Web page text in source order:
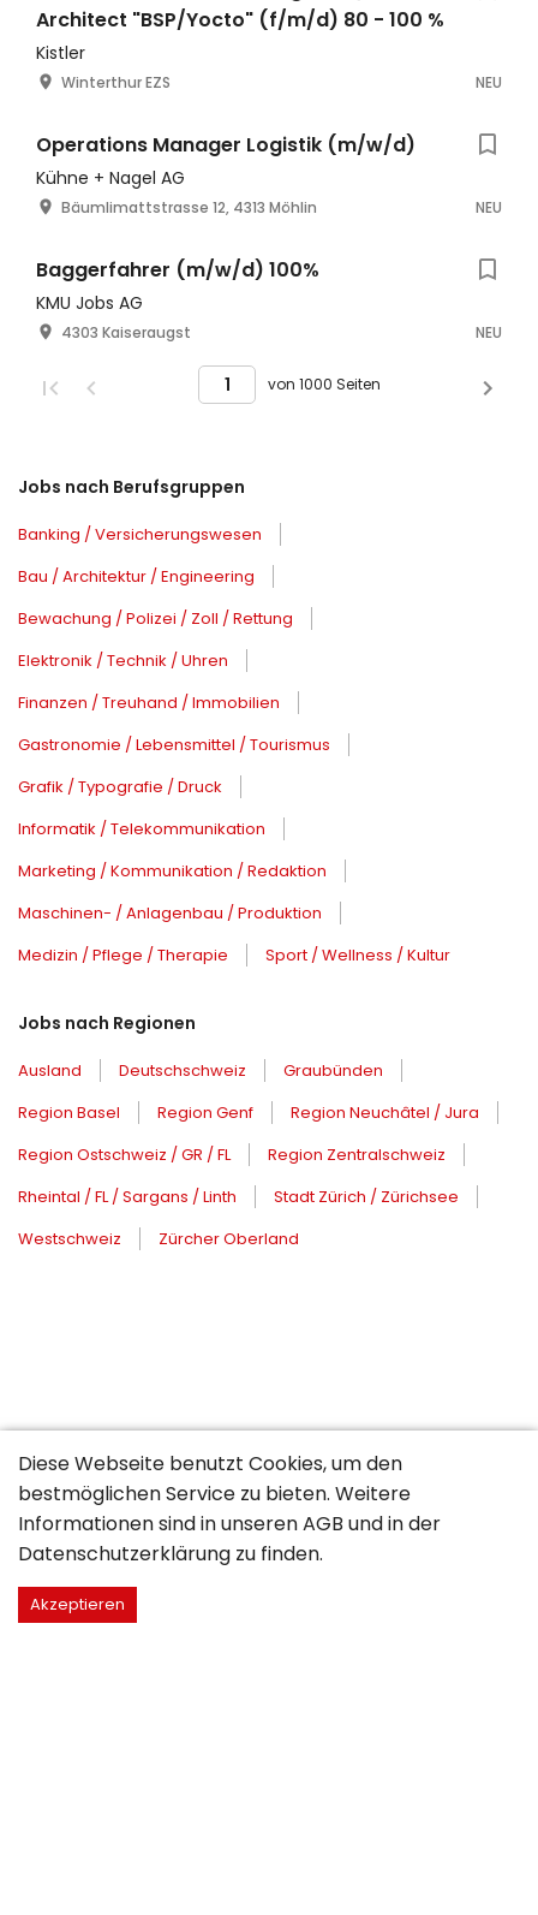
Architect "BSP/Yocto" (f/m/d) 80 - 100 %
Kistler
Winterthur EZS NEU
Operations Manager Logistik (m/w/d)
Kühne + Nagel AG
Bäumlimattstrasse 12, 4313 Möhlin NEU
Baggerfahrer (m/w/d) 100%
KMU Jobs AG
4303 Kaiseraugst NEU
von 1000 Seiten
Jobs nach Berufsgruppen
Banking / Versicherungswesen
Bau / Architektur / Engineering
Bewachung / Polizei / Zoll / Rettung
Elektronik / Technik / Uhren
Finanzen / Treuhand / Immobilien
Gastronomie / Lebensmittel / Tourismus
Grafik / Typografie / Druck
Informatik / Telekommunikation
Marketing / Kommunikation / Redaktion
Maschinen- / Anlagenbau / Produktion
Medizin / Pflege / Therapie
Sport / Wellness / Kultur
Jobs nach Regionen
Ausland Deutschschweiz
Graubünden
Region Basel
Region Genf
Region Neuchâtel / Jura
Region Ostschweiz / GR / FL
Region Zentralschweiz
Rheintal / FL / Sargans / Linth
Stadt Zürich / Zürichsee
Westschweiz
Zürcher Oberland
Diese Webseite benutzt Cookies, um den
bestmöglichen Service zu bieten. Weitere
Informationen sind in unserenAGB und in der
Datenschutzerklärung zu finden.
Akzeptieren